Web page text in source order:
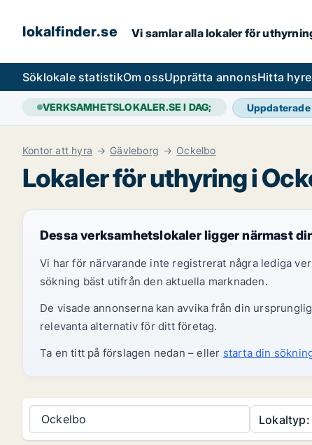
lokalfinder.se Vi samlar alla lokaler för
Söklokale statistikOm ossUpprätta annonsHitta
VERKSAMHETSLOKALER.SE I DAG; Uppdaterade
Kontor att hyra Gävleborg Ockelbo
Lokaler för uthyring i
Dessa verksamhetslokaler ligger närmast
Vi har för närvarande inte registrerat några lediga
sökning bäst utifrån den aktuella marknaden.
De visade annonserna kan avvika från din
relevanta alternativ för ditt företag.
Ta en titt på förslagen nedan – eller starta din
Ockelbo Lokaltyp: